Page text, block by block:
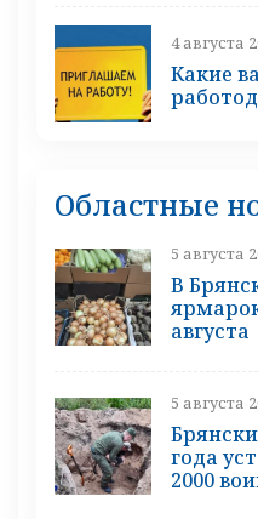
4 августа
Какие
Областные
5 августа
В
августа
5 августа
года
2000